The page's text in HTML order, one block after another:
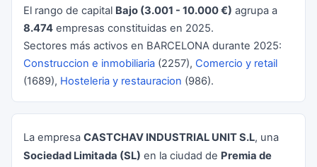
El rango de capital Bajo (3.001 - 10.000 €) agrupa a
8.474 empresas constituidas en 2025.
Sectores más activos en BARCELONA durante 2025:
Construccion e inmobiliaria (2257), Comercio y retail
(1689), Hosteleria y restauracion (986).
La empresa CASTCHAV INDUSTRIAL UNIT S.L, una
Sociedad Limitada (SL) en la ciudad de Premia de